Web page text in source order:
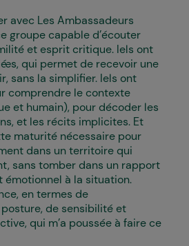
avec Les Ambassadeurs
groupe capable d’écouter
et esprit critique. Iels ont
qui permet de recevoir une
sans la simplifier. Iels ont
comprendre le contexte
et humain), pour décoder les
et les récits implicites. Et
maturité nécessaire pour
dans un territoire qui
sans tomber dans un rapport
émotionnel à la situation.
en termes de
de sensibilité et
qui m’a poussée à faire ce